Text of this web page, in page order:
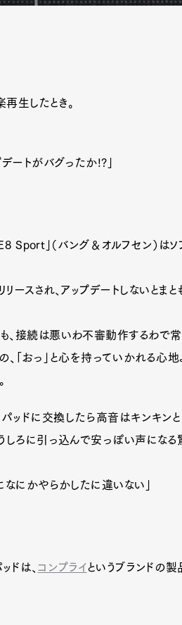
生したとき。
デートがバグったか!?」
Sport」（バング＆オルフセン）は
ースされ、アップデートしないとま
、接続は悪いわ不審動作するわで
「おっ」と心を持っていかれる心地
ドに交換したら高音はキンキンと
しろに引っ込んで安っぽい声になる
なにかやらかしたに違いない」
は、
コンプライというブランドの製